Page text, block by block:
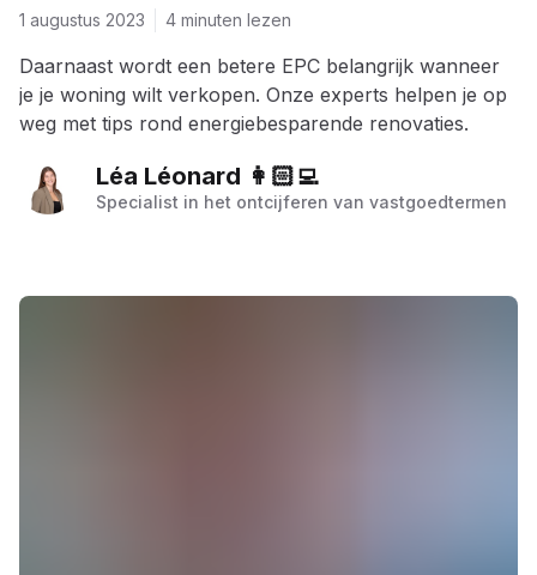
1 augustus 2023 4 minuten lezen
Daarnaast wordt een betere EPC belangrijk wanneer
je je woning wilt verkopen. Onze experts helpen je op
weg met tips rond energiebesparende renovaties.
Léa Léonard 👩🏻‍💻
Specialist in het ontcijferen van vastgoedtermen